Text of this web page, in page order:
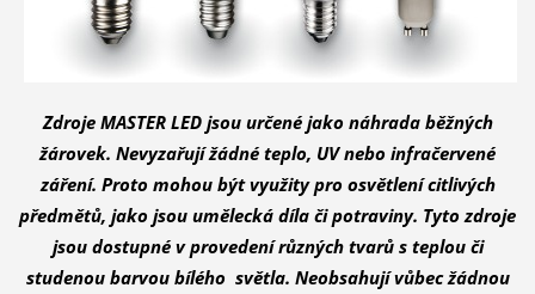
Zdroje MASTER LED jsou určené jako náhrada běžných
žárovek. Nevyzařují žádné teplo, UV nebo infračervené
záření. Proto mohou být využity pro osvětlení citlivých
předmětů, jako jsou umělecká díla či potraviny. Tyto zdroje
jsou dostupné v provedení různých tvarů s teplou či
studenou barvou bílého světla. Neobsahují vůbec žádnou